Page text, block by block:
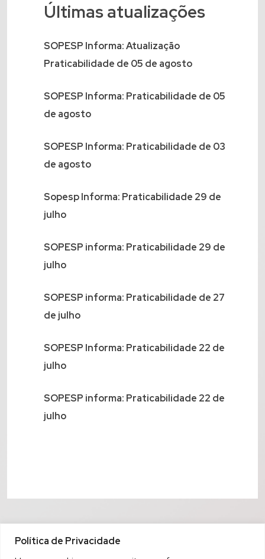
Política de Privacidade
Últimas atualizações
SOPESP Informa: Atualização
Praticabilidade de 05 de agosto
SOPESP Informa: Praticabilidade de 05
de agosto
SOPESP Informa: Praticabilidade de 03
de agosto
Sopesp Informa: Praticabilidade 29 de
julho
SOPESP informa: Praticabilidade 29 de
julho
SOPESP informa: Praticabilidade de 27
de julho
SOPESP Informa: Praticabilidade 22 de
julho
SOPESP informa: Praticabilidade 22 de
julho